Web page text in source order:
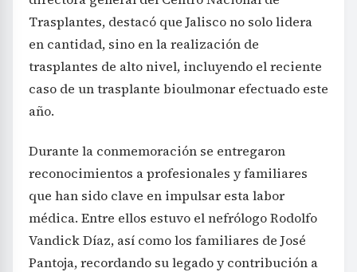
Trasplantes, destacó que Jalisco no solo lidera
en cantidad, sino en la realización de
trasplantes de alto nivel, incluyendo el reciente
caso de un trasplante bioulmonar efectuado este
año.
Durante la conmemoración se entregaron
reconocimientos a profesionales y familiares
que han sido clave en impulsar esta labor
médica. Entre ellos estuvo el nefrólogo Rodolfo
Vandick Díaz, así como los familiares de José
Pantoja, recordando su legado y contribución a